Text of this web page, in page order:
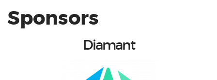
principaux
Sponsors
Diamant